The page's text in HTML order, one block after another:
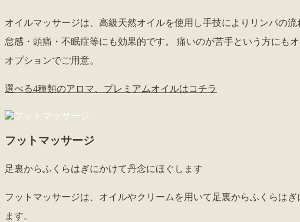
オイルマッサージは、高級天然オイルを使用し手技によりリンパの
怠感・頭痛・不眠症等にも効果的です。 痛いのが苦手という方にも
オプションでご用意。
選べる4種類のアロマ、 プレミアムオイルはコチラ
フットマッサージ
足裏からふくらはぎにかけて丹念にほぐします
フットマッサージは、オイルやクリームを用いて足裏からふくらは
ます。